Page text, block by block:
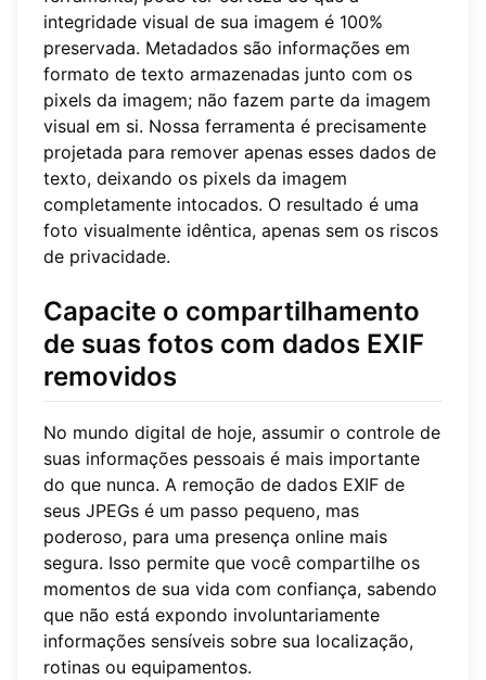
integridade visual de sua imagem é 100%
preservada. Metadados são informações em
formato de texto armazenadas junto com os
pixels da imagem; não fazem parte da imagem
visual em si. Nossa ferramenta é precisamente
projetada para remover apenas esses dados de
texto, deixando os pixels da imagem
completamente intocados. O resultado é uma
foto visualmente idêntica, apenas sem os riscos
de privacidade.
Capacite o compartilhamento
de suas fotos com dados EXIF
removidos
No mundo digital de hoje, assumir o controle de
suas informações pessoais é mais importante
do que nunca. A remoção de dados EXIF de
seus JPEGs é um passo pequeno, mas
poderoso, para uma presença online mais
segura. Isso permite que você compartilhe os
momentos de sua vida com confiança, sabendo
que não está expondo involuntariamente
informações sensíveis sobre sua localização,
rotinas ou equipamentos.